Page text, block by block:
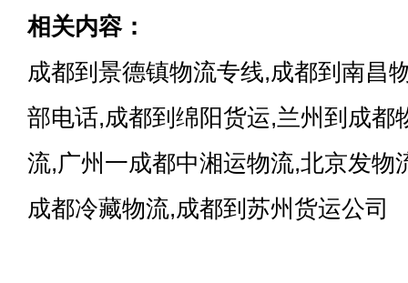
相关内容：
成都到景德镇物流专线,成都到南昌
部电话,成都到绵阳货运,兰州到成都
流,广州一成都中湘运物流,北京发物
成都冷藏物流,成都到苏州货运公司